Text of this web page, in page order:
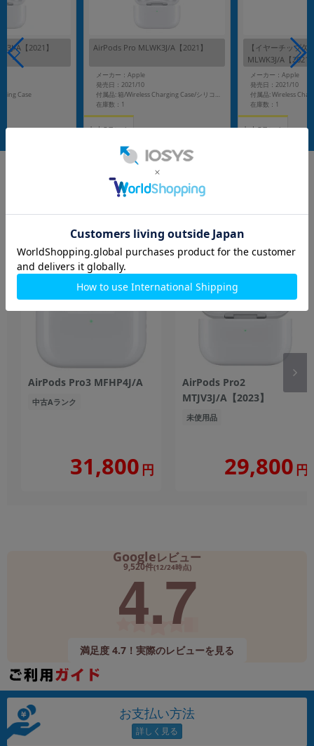
A【2021】
Case
7,980
AirPods Pro MLWK3J/A【2021】
メーカー：Apple
発売日：2021/10
付属品: 箱/Wireless Charging Case/シリコーン製イヤーチップ(3サイズ)/Lightning - USB-Cケーブル/マニュアル
在庫数：1
中古Cランク 7,980
【イヤーチップ
MLWK3J/A【2021
メーカー：Apple
発売日：2021/10
付属品: Wireless
在庫数：1
中古Cランク
AirPods Pro3 MFHP4J/A
中古Aランク
31,800 円
AirPods Pro2
MTJV3J/A【2023】
未使用品
29,800 円
Googleレビュー
9,520件(12/24時点)
4.7
満足度 4.7！実際のレビューを見る
お支払い方法